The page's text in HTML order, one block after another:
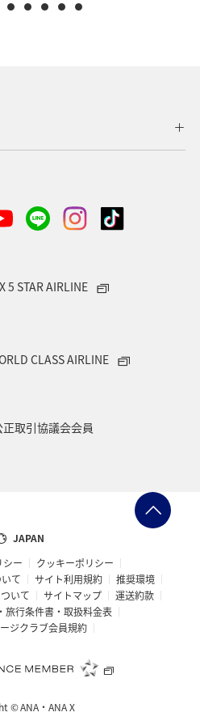
5 STAR AIRLINE
CLASS AIRLINE
取引協議会会員
JAPAN
シー
クッキーポリシー
て
サイト利用規約
推奨環境
いて
サイトマップ
運送約款
旅行条件書・取扱料金表
ジクラブ会員規約
©ANA・ANA X